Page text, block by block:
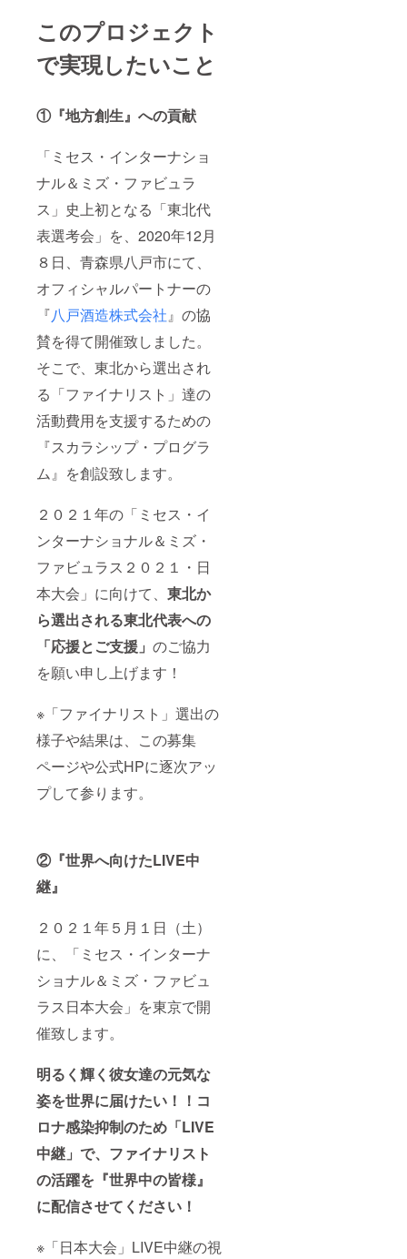
このプロジェクト
で実現したいこと
①『地方創生』への貢献
「ミセス・インターナショ
ナル＆ミズ・ファビュラ
ス」史上初となる「東北代
表選考会」を、2020年12月
８日、青森県八戸市にて、
オフィシャルパートナーの
『八戸酒造株式会社』の協
賛を得て開催致しました。
そこで、東北から選出され
る「ファイナリスト」達の
活動費用を支援するための
『スカラシップ・プログラ
ム』を創設致します。
２０２１年の「ミセス・イ
ンターナショナル＆ミズ・
ファビュラス２０２１・日
本大会」に向けて、 東北か
ら選出される東北代表への
「応援とご支援」 のご協力
を願い申し上げます！
※「ファイナリスト」選出の
様子や結果は、この募集
ページや公式HPに逐次アッ
プして参ります。
②『世界へ向けたLIVE中
継』
２０２１年５月１日（土）
に、「ミセス・インターナ
ショナル＆ミズ・ファビュ
ラス日本大会」を東京で開
催致します。
明るく輝く彼女達の元気な
姿を世界に届けたい！！ コ
ロナ感染抑制のため「LIVE
中継」で、ファイナリスト
の活躍を『世界中の皆様』
に配信させてください！
※「日本大会」LIVE中継の視